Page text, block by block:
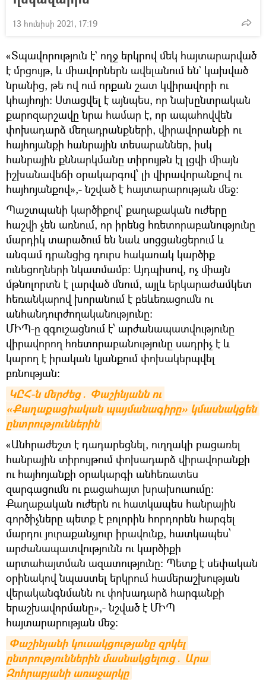
13 հունիսի 2021, 17:19
«Տպավորություն է` ողջ երկրով մեկ հայտարարված
է մրցույթ, և միավորներն ավելանում են` կախված
նրանից, թե ով ում որքան շատ կվիրավորի ու
կհայհոյի: Ստացվել է այնպես, որ նախընտրական
քարոզարշավը նրա համար է, որ ապահովվեն
փոխադարձ մեղադրանքների, վիրավորանքի ու
հայհոյանքի հանրային տեսարաններ, իսկ
հանրային քննարկմանը տիրույթն էլ լցվի միայն
իշխանավեճի օրակարգով՝ լի վիրավորանքով ու
հայհոյանքով»,- նշված է հայտարարության մեջ։
Պաշտպանի կարծիքով՝ քաղաքական ուժերը
հաշվի չեն առնում, որ իրենց հռետորաբանությունը
մարդիկ տարածում են նաև սոցցանցերում և
անգամ դրանցից դուրս հակառակ կարծիք
ունեցողների նկատմամբ։ Այդպիսով, ոչ միայն
մթնոլորտն է լարված մնում, այլև երկարաժամկետ
հեռանկարով խորանում է բեևեռացումն ու
անհանդուրժողականությունը:
ՄԻՊ-ը զգուշացնում է՝ արժանապատվությունը
վիրավորող հռետորաբանությունը սադրիչ է և
կարող է իրական կյանքում փոխակերպվել
բռնության:
ԿԸՀ-ն մերժեց․ Փաշինյանն ու
«Քաղաքացիական պայմանագիրը» կմասնակցեն
ընտրություններին
«Անհրաժեշտ է դադարեցնել, ուղղակի բացառել
հանրային տիրույթում փոխադարձ վիրավորանքի
ու հայհոյանքի օրակարգի անհեռատես
զարգացումն ու բացահայտ խրախուսումը:
Քաղաքական ուժերն ու հատկապես հանրային
գործիչները պետք է բոլորին հորդորեն հարգել
մարդու յուրաքանչյուր իրավունք, հատկապես՝
արժանապատվությունն ու կարծիքի
արտահայտման ազատությունը: Պետք է սեփական
օրինակով նպաստել երկրում համերաշխության
վերականգնմանն ու փոխադարձ հարգանքի
երաշխավորմանը»,- նշված է ՄԻՊ
հայտարարության մեջ։
Փաշինյանի կուսակցությանը զրկել
ընտրություններին մասնակցելուց․ Արա
Զոհրաբյանի առաջարկը